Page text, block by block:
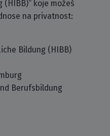
koje možeš
na privatnost:
Bildung (HIBB)
Berufsbildung